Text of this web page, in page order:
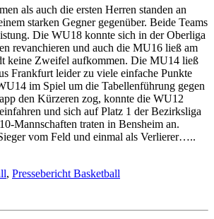
als auch die ersten Herren standen an
starken Gegner gegenüber. Beide Teams
Die WU18 konnte sich in der Oberliga
revanchieren und auch die MU16 ließ am
keine Zweifel aufkommen. Die MU14 ließ
Frankfurt leider zu viele einfache Punkte
im Spiel um die Tabellenführung gegen
den Kürzeren zog, konnte die WU12
und sich auf Platz 1 der Bezirksliga
Mannschaften traten in Bensheim an.
vom Feld und einmal als Verlierer…..
, Pressebericht Basketball